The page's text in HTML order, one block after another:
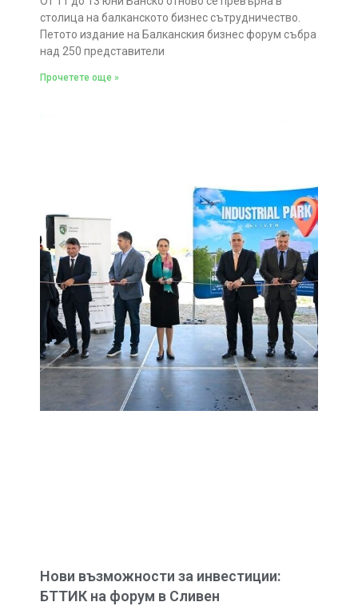
столица на балканското бизнес сътрудничество.
Петото издание на Балканския бизнес форум събра
над 250 представители
Прочетете още »
Нови възможности за инвестиции:
БТТИК на форум в Сливен